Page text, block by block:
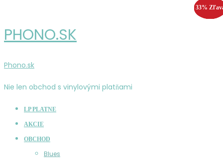
PHONO.SK
Phono.sk
Nie len obchod s vinylovými platňami
LP PLATNE
AKCIE
OBCHOD
Blues
33%
55%
25%
33%